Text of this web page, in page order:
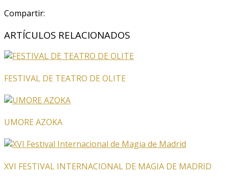
Compartir:
ARTÍCULOS RELACIONADOS
FESTIVAL DE TEATRO DE OLITE
UMORE AZOKA
XVI FESTIVAL INTERNACIONAL DE MAGIA DE MADRID